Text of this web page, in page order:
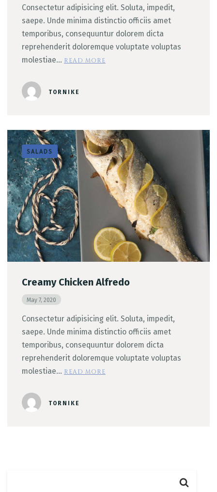
Consectetur adipisicing elit. Soluta, impedit,
saepe. Unde minima distinctio officiis amet
temporibus, consequuntur dolorem dicta
reprehenderit doloremque voluptate voluptas
molestiae… READ MORE
TORNIKE
SALADS
Creamy Chicken Alfredo
May 7, 2020
Consectetur adipisicing elit. Soluta, impedit,
saepe. Unde minima distinctio officiis amet
temporibus, consequuntur dolorem dicta
reprehenderit doloremque voluptate voluptas
molestiae… READ MORE
TORNIKE
Table Reservation
Person